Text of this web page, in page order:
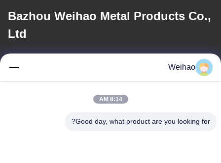
Bazhou Weihao Metal Products Co.,
Ltd
408690175@qq.com
Weihao
8:14 AM
Good day, what product are you looking for?